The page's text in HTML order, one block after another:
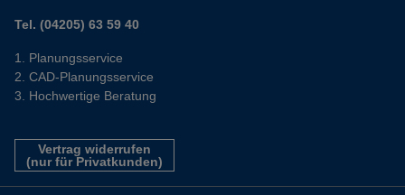
Tel. (04205) 63 59 40
Planungsservice
CAD-Planungsservice
Hochwertige Beratung
Vertrag widerrufen
(nur für Privatkunden)